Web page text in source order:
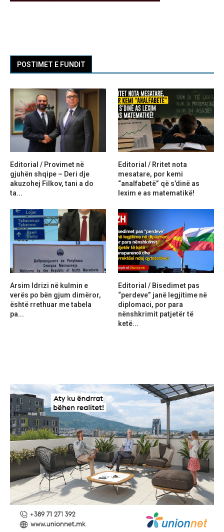
POSTIMET E FUNDIT
Editorial / Provimet në
gjuhën shqipe – Deri dje
akuzohej Filkov, tani a do
ta...
Editorial / Rritet nota
mesatare, por kemi
“analfabetë” që s’dinë as
lexim e as matematikë!
Arsim Idrizi në kulmin e
verës po bën gjum dimëror,
është rrethuar me tabela
pa...
Editorial / Bisedimet pas
“perdeve” janë legjitime në
diplomaci, por para
nënshkrimit patjetër të
ketë...